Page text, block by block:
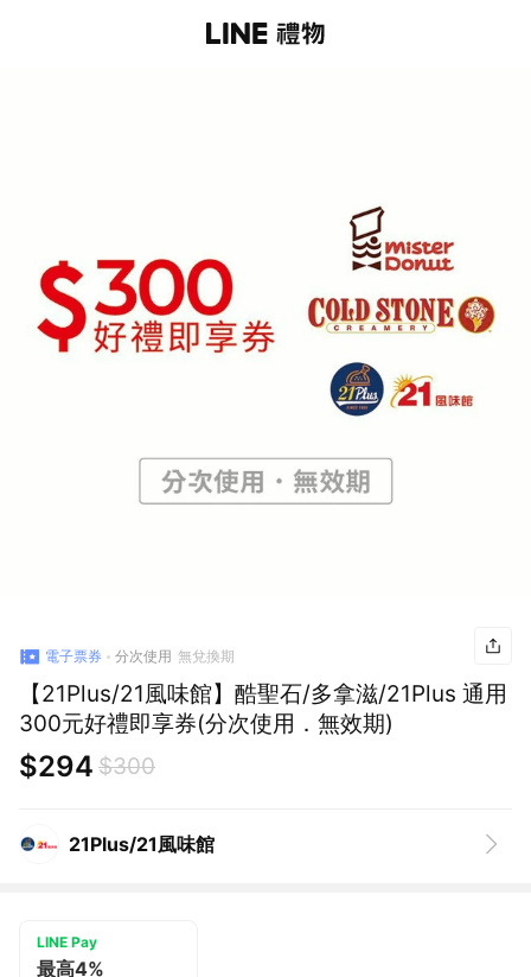
電子票券 分次使用 無兌換期
【21Plus/21風味館】酷聖石/多拿滋/21Plus 通用
300元好禮即享券(分次使用．無效期)
$294 $300
21Plus/21風味館
LINE Pay
最高4%